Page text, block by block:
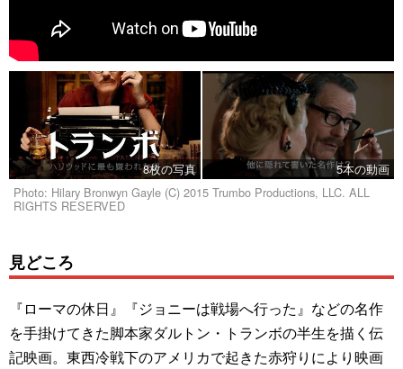
8枚の写真
5本の動画
Photo: Hilary Bronwyn Gayle (C) 2015 Trumbo Productions, LLC. ALL
RIGHTS RESERVED
見どころ
『ローマの休日』『ジョニーは戦場へ行った』などの名作
を手掛けてきた脚本家ダルトン・トランボの半生を描く伝
記映画。東西冷戦下のアメリカで起きた赤狩りにより映画